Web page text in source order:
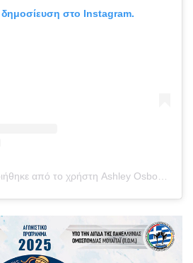
δημοσίευση στο Instagram.